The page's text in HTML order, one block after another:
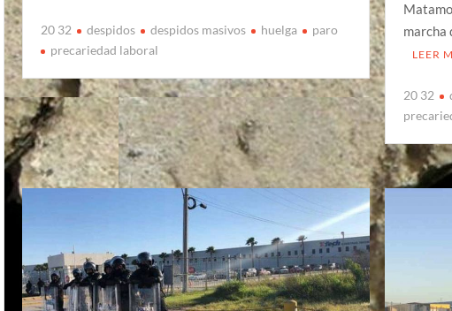
20 32 despidos despidos masivos huelga
paro
precariedad laboral
marcha
LEER
20 32